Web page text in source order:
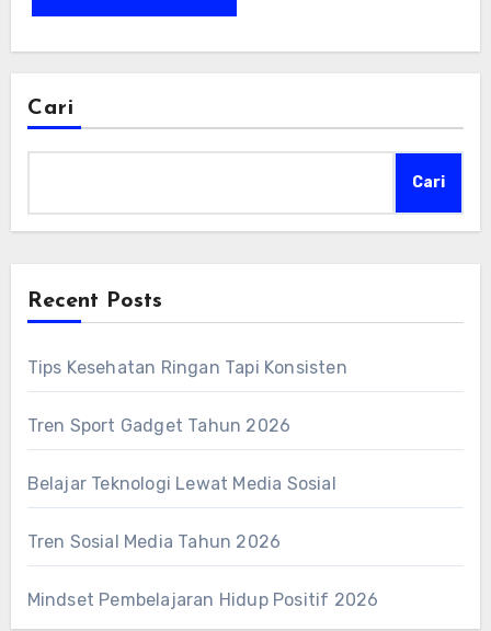
Cari
Cari
Recent Posts
Tips Kesehatan Ringan Tapi Konsisten
Tren Sport Gadget Tahun 2026
Belajar Teknologi Lewat Media Sosial
Tren Sosial Media Tahun 2026
Mindset Pembelajaran Hidup Positif 2026